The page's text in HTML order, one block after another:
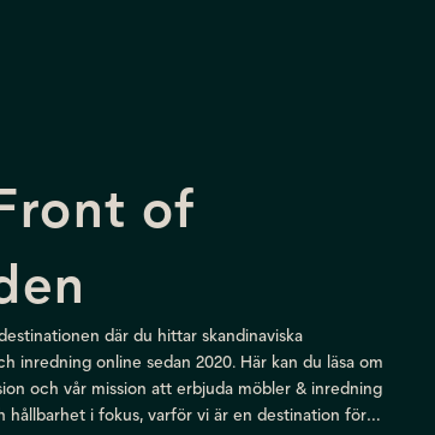
of
där du hittar skandinaviska
inredning online sedan 2020. Här kan du läsa om
och vår mission att erbjuda möbler & inredning
hållbarhet i fokus, varför vi är en destination för